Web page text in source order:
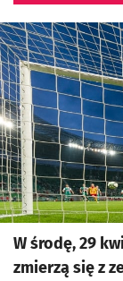
Kliknij, aby
W środę, 29
zmierzą się z